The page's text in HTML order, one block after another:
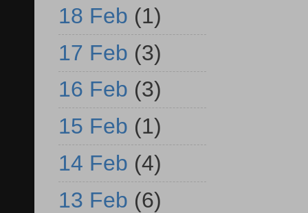
18 Feb (1)
17 Feb (3)
16 Feb (3)
15 Feb (1)
14 Feb (4)
13 Feb (6)